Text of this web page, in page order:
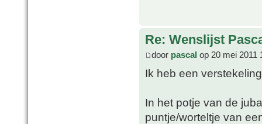
Re: Wenslijst
door pascal op 20 mei 2011
Ik heb een
In het potje van de
puntje/worteltje van